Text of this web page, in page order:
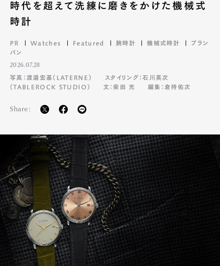
時代を超えて洗練に磨きをかけた機械式
時計
PR Watches Featured 腕時計 機械式時計
ブラン
パン
2026.07.28
写真：渡邉宏基（LATERNE）
スタイリング：石川英次
（TABLEROCK STUDIO）
文：柴田 充 編集：倉持佑次
Share: